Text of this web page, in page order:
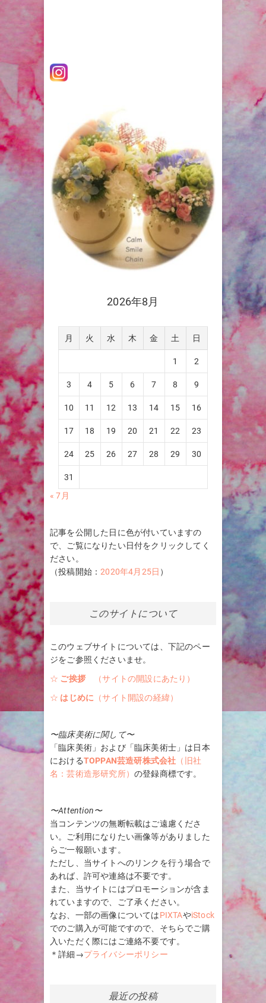
ョ
ン
2026年8月
月 火 水 木 金 土 日
1 2
3 4 5 6 7 8 9
10 11 12 13 14 15 16
17 18 19 20 21 22 23
24 25 26 27 28 29 30
31
« 7月
記事を公開した日に色が付いていますの
で、ご覧になりたい日付をクリックしてく
ださい。
（投稿開始：2020年4月25日 ）
このサイトについて
このウェブサイトについては、下記のペー
ジをご参照くださいませ。
☆ ご挨拶
（サイトの開設にあたり）
☆ はじめに （サイト開設の経緯）
〜臨床美術に関して〜
「臨床美術」および「臨床美術士」は日本
におけるTOPPAN芸造研株式会社 （旧社
名：芸術造形研究所） の登録商標です。
〜Attention〜
当コンテンツの無断転載はご遠慮くださ
い。ご利用になりたい画像等がありました
らご一報願います。
ただし、当サイトへのリンクを行う場合で
あれば、許可や連絡は不要です。
また、当サイトにはプロモーションが含ま
れていますので、ご了承ください。
なお、一部の画像についてはPIXTAやiStock
でのご購入が可能ですので、そちらでご購
入いただく際にはご連絡不要です。
＊詳細→プライバシーポリシー
最近の投稿